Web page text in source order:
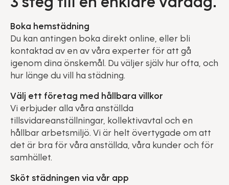
Boka hemstädning
Du kan antingen boka direkt online, eller bli
kontaktad av en av våra experter för att gå
igenom dina önskemål. Du väljer själv hur ofta, och
hur länge du vill ha städning.
Välj ett företag med hållbara villkor
Vi erbjuder alla våra anställda
tillsvidareanställningar, kollektivavtal och en
hållbar arbetsmiljö. Vi är helt övertygade om att
det är bra för våra anställda, våra kunder och för
samhället.
Sköt städningen via vår app